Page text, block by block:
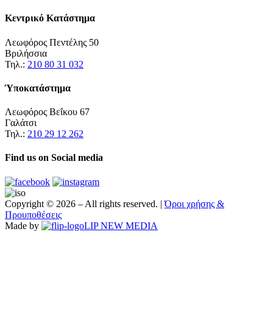
Κεντρικό Κατάστημα
Λεωφόρος Πεντέλης 50
Βριλήσσια
Τηλ.: 210 80 31 032
Ύποκατάστημα
Λεωφόρος Βεΐκου 67
Γαλάτσι
Τηλ.: 210 29 12 262
Find us on Social media
Copyright © 2026 – All rights reserved. |Όροι χρήσης &
Προυποθέσεις
Made by
LIP NEW MEDIA